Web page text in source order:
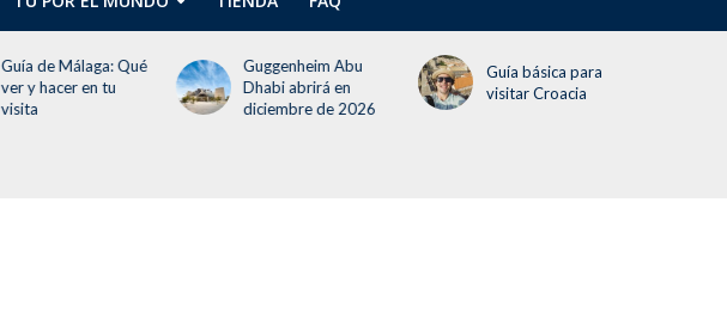
Guggenheim Abu
Dhabi abrirá en
diciembre de 2026
Guía básica para
visitar Croacia
Todo lo que deben
saber del Festival del